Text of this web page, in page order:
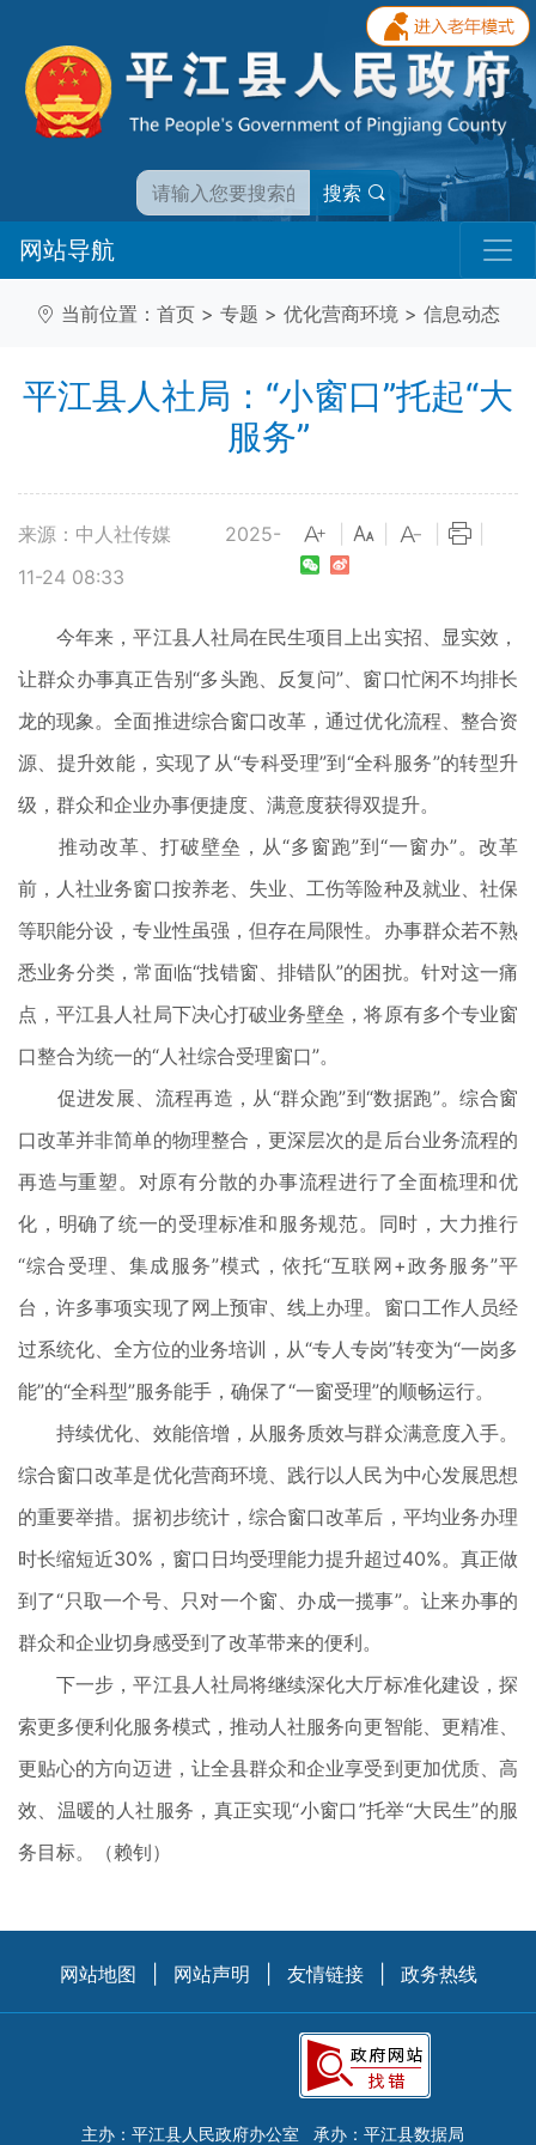
搜索
网站导航
当前位置： 首页 > 专题 > 优化营商环境 > 信息动态
平江县人社局：“小窗口”托起“大
服务”
来源：中人社传媒
2025-
11-24 08:33
今年来，平江县人社局在民生项目上出实招、显实效，
让群众办事真正告别“多头跑、反复问”、窗口忙闲不均排长
龙的现象。全面推进综合窗口改革，通过优化流程、整合资
源、提升效能，实现了从“专科受理”到“全科服务”的转型升
级，群众和企业办事便捷度、满意度获得双提升。
推动改革、打破壁垒，从“多窗跑”到“一窗办”。改革
前，人社业务窗口按养老、失业、工伤等险种及就业、社保
等职能分设，专业性虽强，但存在局限性。办事群众若不熟
悉业务分类，常面临“找错窗、排错队”的困扰。针对这一痛
点，平江县人社局下决心打破业务壁垒，将原有多个专业窗
口整合为统一的“人社综合受理窗口”。
促进发展、流程再造，从“群众跑”到“数据跑”。综合窗
口改革并非简单的物理整合，更深层次的是后台业务流程的
再造与重塑。对原有分散的办事流程进行了全面梳理和优
化，明确了统一的受理标准和服务规范。同时，大力推行
“综合受理、集成服务”模式，依托“互联网+政务服务”平
台，许多事项实现了网上预审、线上办理。窗口工作人员经
过系统化、全方位的业务培训，从“专人专岗”转变为“一岗多
能”的“全科型”服务能手，确保了“一窗受理”的顺畅运行。
持续优化、效能倍增，从服务质效与群众满意度入手。
综合窗口改革是优化营商环境、践行以人民为中心发展思想
的重要举措。据初步统计，综合窗口改革后，平均业务办理
时长缩短近30%，窗口日均受理能力提升超过40%。真正做
到了“只取一个号、只对一个窗、办成一揽事”。让来办事的
群众和企业切身感受到了改革带来的便利。
下一步，平江县人社局将继续深化大厅标准化建设，探
索更多便利化服务模式，推动人社服务向更智能、更精准、
更贴心的方向迈进，让全县群众和企业享受到更加优质、高
效、温暖的人社服务，真正实现“小窗口”托举“大民生”的服
务目标。（赖钊）
网站地图 网站声明 友情链接 政务热线
主办：平江县人民政府办公室 承办：平江县数据局